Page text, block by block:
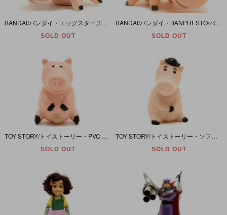
BANDAI/バンダイ・エッグスターズ・Figure/フィギュア 「TOY STORY/トイストーリー・Hamm/ハム」
SOLD OUT SOLD OUT
SOLD OUT SOLD OUT